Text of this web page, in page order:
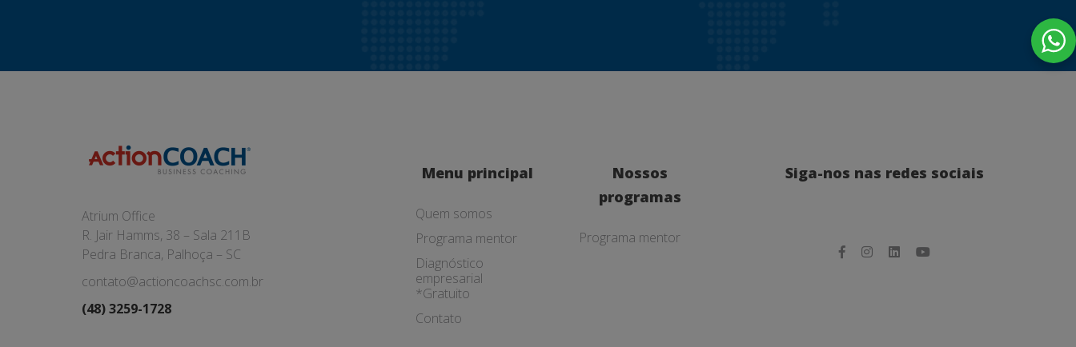
Atrium Office
R. Jair Hamms, 38 – Sala 211B
Pedra Branca, Palhoça – SC
contato@actioncoachsc.com.br
(48) 3259-1728
Menu principal
Quem somos
Programa mentor
Diagnóstico
empresarial
*Gratuito
Contato
Nossos
programas
Programa mentor
Siga-nos nas redes sociais